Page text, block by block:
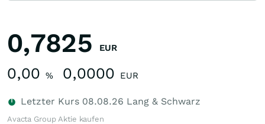
0,7825 EUR
0,00 % 0,0000 EUR
Letzter Kurs 08.08.26 Lang & Schwarz
Avacta Group Aktie kaufen